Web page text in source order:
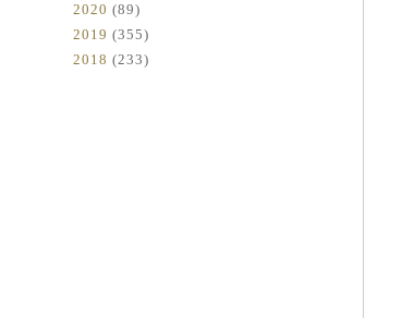
2020 (89)
2019 (355)
2018 (233)